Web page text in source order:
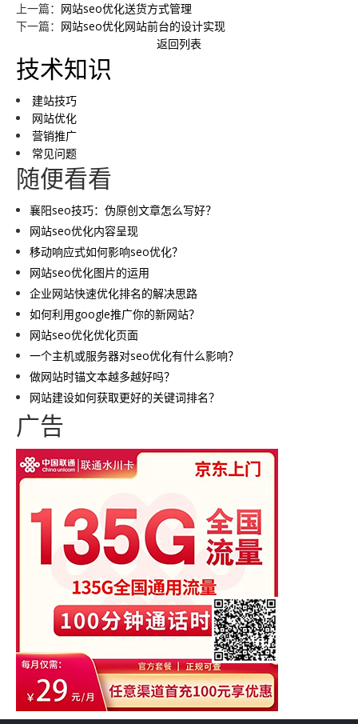
社交app定制开发
售后服务
云应用·小程序
阿里云腾讯云
平面设计
免费获取报价
预约服务
上一篇： 网站seo优化送货方式管理
下一篇： 网站seo优化网站前台的设计实现
返回列表
技术知识
建站技巧
网站优化
营销推广
常见问题
随便看看
襄阳seo技巧：伪原创文章怎么写好？
网站seo优化内容呈现
移动响应式如何影响seo优化？
网站seo优化图片的运用
企业网站快速优化排名的解决思路
如何利用google推广你的新网站？
网站seo优化优化页面
一个主机或服务器对seo优化有什么影响？
做网站时锚文本越多越好吗？
网站建设如何获取更好的关键词排名？
广告